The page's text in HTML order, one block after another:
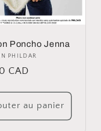
Poncho Jenna
:
PHILDAR
CAD
au panier